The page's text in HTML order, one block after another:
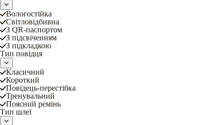
Вологостійка
Світловідбивна
З QR-паспортом
З підсвіченням
З підкладкою
Тип повідця
Класичний
Короткий
Повідець-перестібка
Тренувальний
Поясний ремінь
Тип шлеї